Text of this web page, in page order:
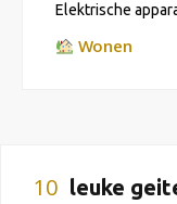
Elektrische
Wonen
10 leuke